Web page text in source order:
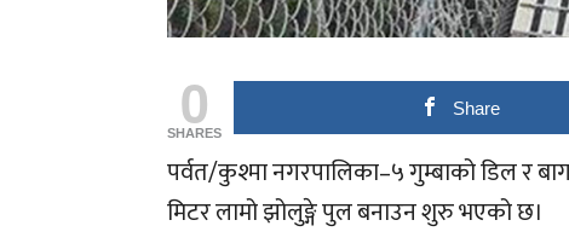
0
SHARES
Share
पर्वत/कुश्मा नगरपालिका–५ गुम्बाको डिल र
मिटर लामो झोलुङ्गे पुल बनाउन शुरु भएको छ।